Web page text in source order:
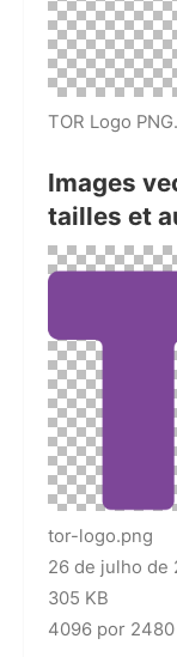
TOR Logo PNG.
Images
tailles et
tor-logo.png
26 de julho de
305 KB
4096 por